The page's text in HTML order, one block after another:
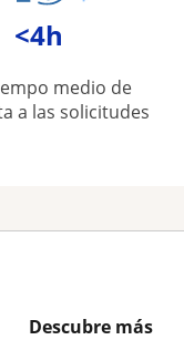
<4h
medio de
a las solicitudes
Descubre más